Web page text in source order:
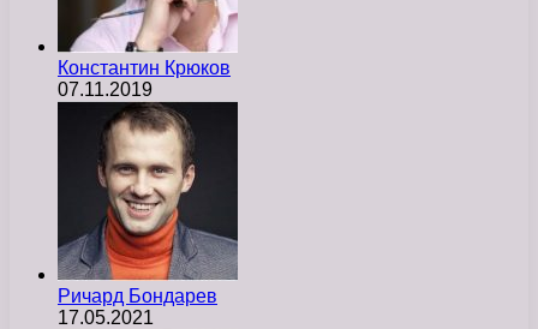
Константин Крюков
07.11.2019
Ричард Бондарев
17.05.2021